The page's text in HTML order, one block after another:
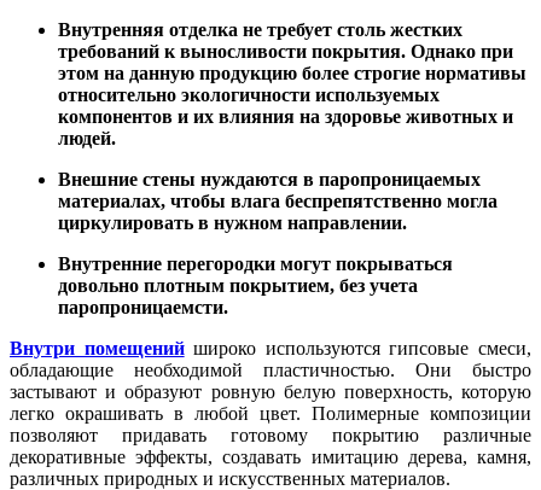
Внутренняя отделка не требует столь жестких
требований к выносливости покрытия. Однако при
этом на данную продукцию более строгие нормативы
относительно экологичности используемых
компонентов и их влияния на здоровье животных и
людей.
Внешние стены нуждаются в паропроницаемых
материалах, чтобы влага беспрепятственно могла
циркулировать в нужном направлении.
Внутренние перегородки могут покрываться
довольно плотным покрытием, без учета
паропроницаемсти.
Внутри помещенийшироко используются гипсовые смеси,
обладающие необходимой пластичностью. Они быстро
застывают и образуют ровную белую поверхность, которую
легко окрашивать в любой цвет. Полимерные композиции
позволяют придавать готовому покрытию различные
декоративные эффекты, создавать имитацию дерева, камня,
различных природных и искусственных материалов.